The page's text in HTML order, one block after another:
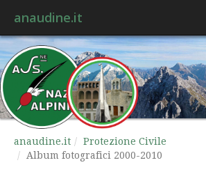
anaudine.it
anaudine.it
Protezione Civile
Album fotografici 2000-2010